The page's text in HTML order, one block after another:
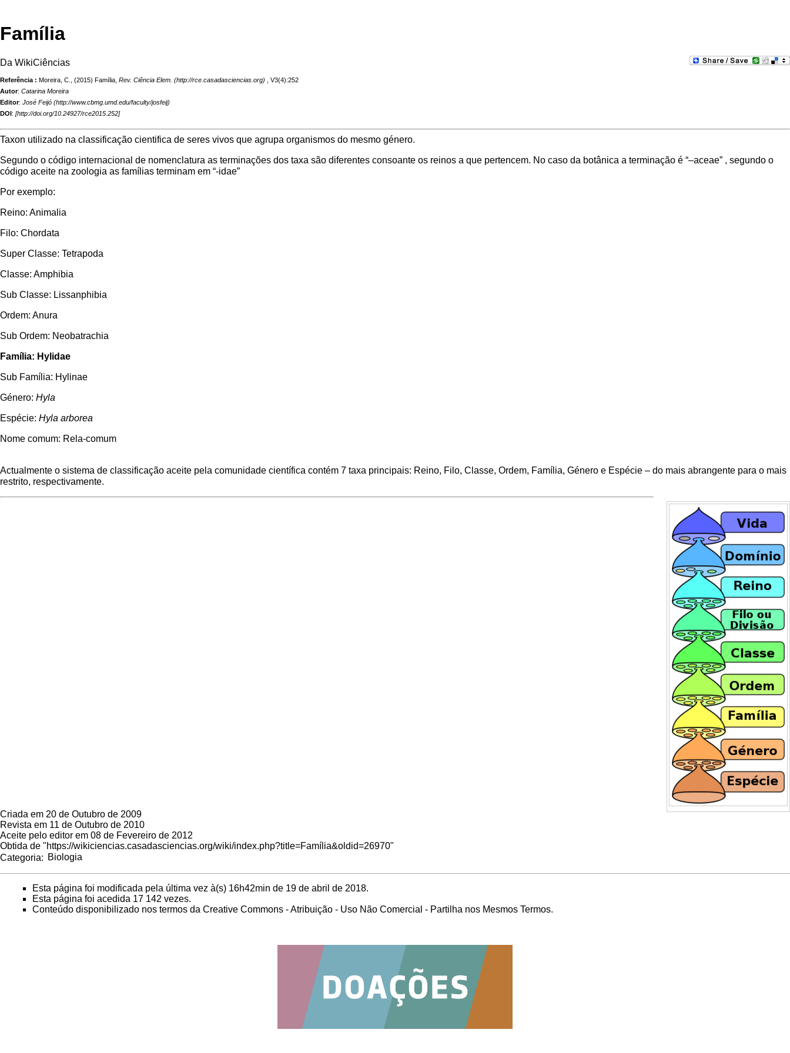
Família
Da WikiCiências
Referência : Moreira, C., (2015) Família, Rev. Ciência Elem.
, V3(4):252
Autor: Catarina Moreira
Editor: José Feijó
DOI: [http://doi.org/10.24927/rce2015.252]
Taxon utilizado na classificação cientifica de seres vivos que agrupa organismos do mesmo género.
Segundo o código internacional de nomenclatura as terminações dos taxa são diferentes consoante os reinos a que pertencem. No caso da botânica a terminação é “–aceae” , segundo o
código aceite na zoologia as famílias terminam em “-idae”
Por exemplo:
Reino: Animalia
Filo: Chordata
Super Classe: Tetrapoda
Classe: Amphibia
Sub Classe: Lissanphibia
Ordem: Anura
Sub Ordem: Neobatrachia
Família: Hylidae
Sub Família: Hylinae
Género: Hyla
Espécie: Hyla arborea
Nome comum: Rela-comum
Actualmente o sistema de classificação aceite pela comunidade científica contém 7 taxa principais: Reino, Filo, Classe, Ordem, Família, Género e Espécie – do mais abrangente para o mais
restrito, respectivamente.
Criada em 20 de Outubro de 2009
Revista em 11 de Outubro de 2010
Aceite pelo editor em 08 de Fevereiro de 2012
Obtida de "https://wikiciencias.casadasciencias.org/wiki/index.php?title=Família&oldid=26970"
Categoria: Biologia
Esta página foi modificada pela última vez à(s) 16h42min de 19 de abril de 2018.
Esta página foi acedida 17 142 vezes.
Conteúdo disponibilizado nos termos da Creative Commons - Atribuição - Uso Não Comercial - Partilha nos Mesmos Termos.